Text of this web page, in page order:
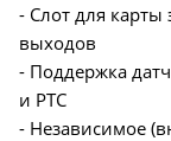
- Слот для
выходов
- Поддержка
и PTC
- Независимое